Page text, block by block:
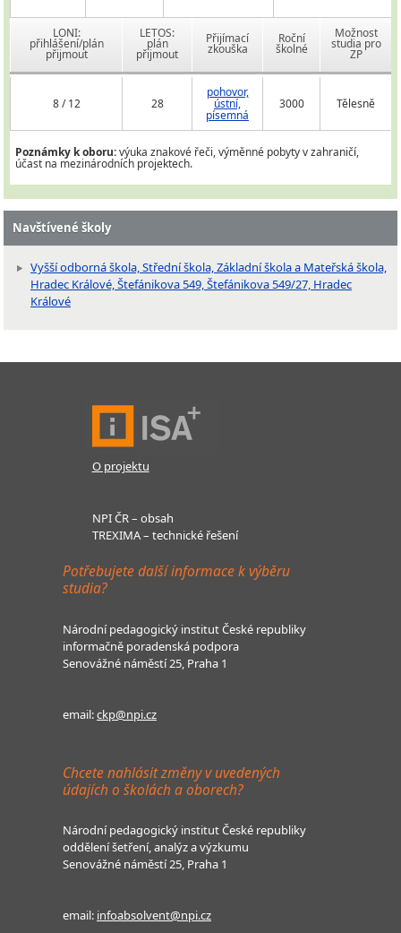
LONI:
přihlášení/plán
přijmout
LETOS:
plán
přijmout
Přijímací
zkouška
Roční
školné
Možnost
studia pro
ZP
8 / 12 28
pohovor,
ústní,
písemná
3000 Tělesně
Poznámky k oboru:výuka znakové řeči, výměnné pobyty v zahraničí,
účast na mezinárodních projektech.
Navštívené školy
Vyšší odborná škola, Střední škola, Základní škola a Mateřská škola,
Hradec Králové, Štefánikova 549, Štefánikova 549/27, Hradec
Králové
O projektu
NPI ČR – obsah
TREXIMA – technické řešení
Potřebujete další informace k výběru
studia?
Národní pedagogický institut České republiky
informačně poradenská podpora
Senovážné náměstí 25, Praha 1
email:ckp@npi.cz
Chcete nahlásit změny v uvedených
údajích o školách a oborech?
Národní pedagogický institut České republiky
oddělení šetření, analýz a výzkumu
Senovážné náměstí 25, Praha 1
email: infoabsolvent@npi.cz